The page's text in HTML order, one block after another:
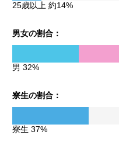
25歳以上 約14%
男女の割合：
男 32%
寮生の割合：
寮生 37%